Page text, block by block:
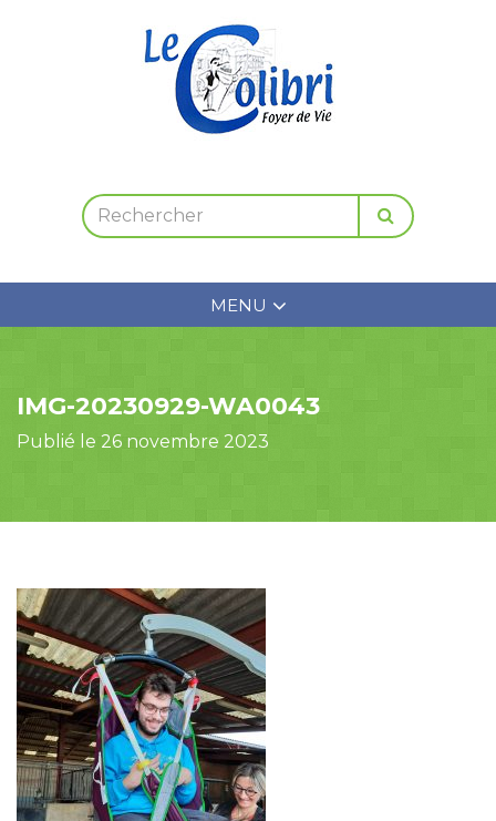
MENU
IMG-20230929-WA0043
Publié le 26 novembre 2023